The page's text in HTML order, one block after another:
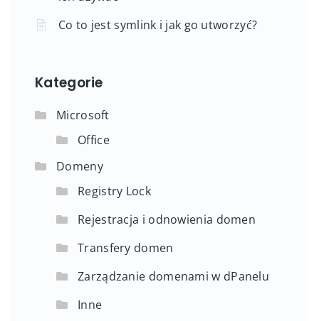
Co to jest symlink i jak go utworzyć?
Kategorie
Microsoft
Office
Domeny
Registry Lock
Rejestracja i odnowienia domen
Transfery domen
Zarządzanie domenami w dPanelu
Inne